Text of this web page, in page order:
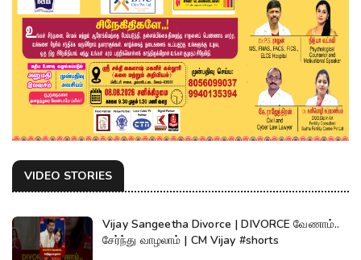
VIDEO STORIES
Vijay Sangeetha Divorce | DIVORCE வேணாம்..
சேர்ந்து வாழலாம் | CM Vijay #shorts